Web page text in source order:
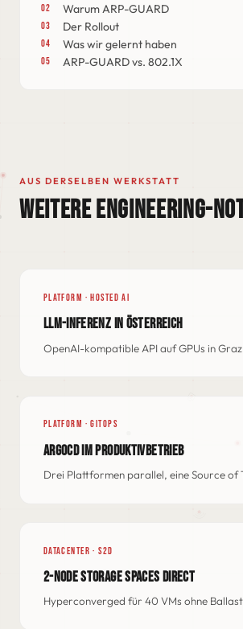
Warum ARP-GUARD
Der Rollout
Was wir gelernt haben
ARP-GUARD vs. 802.1X
AUS DERSELBEN WERKSTATT
WEITERE ENGINEERING-
PLATFORM · HOSTED AI
LLM-INFERENZ IN ÖSTERREICH
OpenAI-kompatible API auf GPUs in
PLATFORM · GITOPS
ARGOCD IM PRODUKTIVBETRIEB
Drei Plattformen parallel, eine Source of
DATACENTER · S2D
2-NODE STORAGE SPACES DIRECT
Hyperconverged für 40 VMs ohne